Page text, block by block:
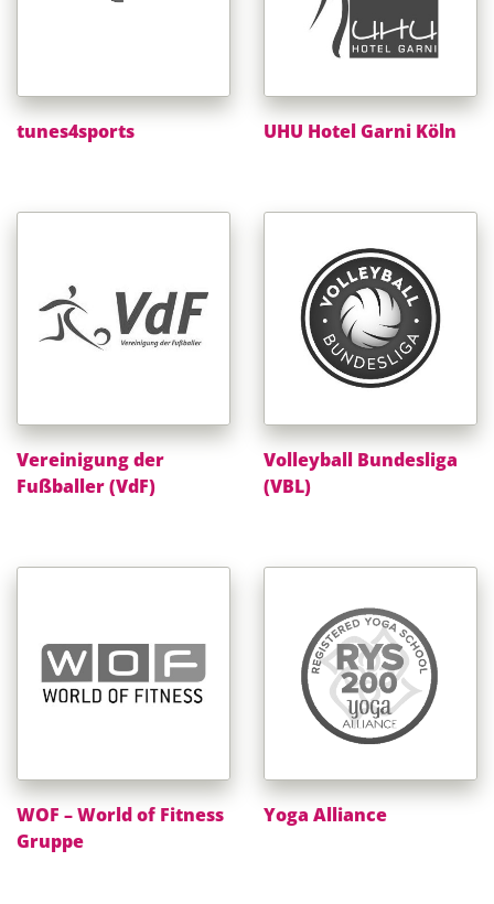
tunes4sports UHU Hotel Garni Köln
Vereinigung der
Fußballer (VdF)
Volleyball Bundesliga
(VBL)
WOF – World of Fitness
Gruppe
Yoga Alliance